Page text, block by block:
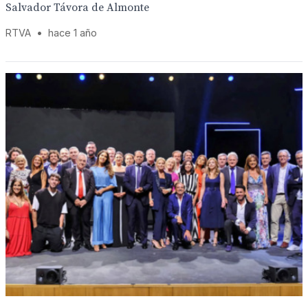
Salvador Távora de Almonte
RTVA • hace 1 año